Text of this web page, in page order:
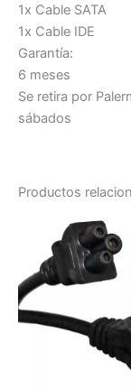
1x Cable SATA
1x Cable IDE
Garantía:
6 meses
Se retira por
sábados
Productos